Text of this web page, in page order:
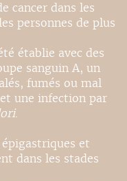
cancer dans les
personnes de plus
établie avec des
sanguin A, un
fumés ou mal
une infection par
.
et
dans les stades